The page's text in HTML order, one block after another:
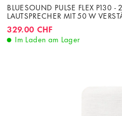
BLUESOUND PULSE FLEX P130
LAUTSPRECHER MIT 50 W
329.00 CHF
Im Laden am Lager